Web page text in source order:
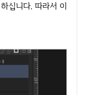
십니다. 따라서 이